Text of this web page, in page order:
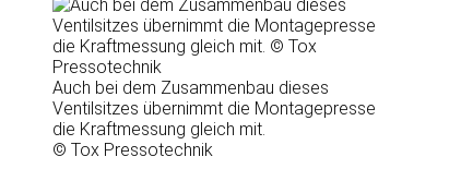
Auch bei dem Zusammenbau dieses
Ventilsitzes übernimmt die Montagepresse
die Kraftmessung gleich mit.
© Tox Pressotechnik